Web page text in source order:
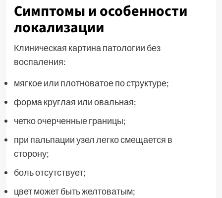
Симптомы и особенности
локализации
Клиническая картина патологии без
воспаления:
мягкое или плотноватое по структуре;
форма круглая или овальная;
четко очерченные границы;
при пальпации узел легко смещается в
сторону;
боль отсутствует;
цвет может быть желтоватым;